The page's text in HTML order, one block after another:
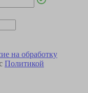
на обработку
Политикой